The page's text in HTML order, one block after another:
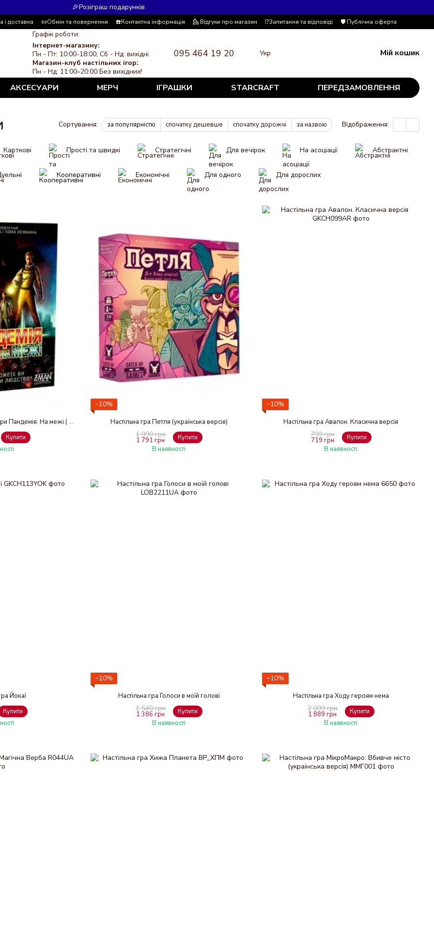
🎉Розіграш подарунків
і доставка 📜Обмін та повернення ☎️Контактна інформація 💁 Відгуки про магазин ⁉️Запитання та відповіді
🛡️ Публічна оферта
знижок ЗМІ про нас Політика конфіденційності
Графік роботи:
Інтернет-магазину:
Пн - Пт: 10:00-18:00; Сб - Нд: вихідні
Магазин-клуб настільних ігор:
Пн - Нд: 11:00–20:00 Без вихідних!
095 464 19 20 Укр Мій кошик
АКСЕСУАРИ МЕРЧ ІГРАШКИ STARCRAFT ПЕРЕДЗАМОВЛЕННЯ
Сортування: за популярністю спочатку дешевше спочатку дорожчі за назвою Відображення:
Карткові Прості та швидкі Cтратегічні Для вечірок На асоціації Абстрактні
Кооперативні Економічні Для одного Для дорослих
Доповнення до настільної гри Пандемія: На межі ( українська версія)
Купити
−10%
Настільна гра Петля (українська версія)
1 990 грн
1 791 грн
Купити
В наявності
−10%
Настільна гра Авалон. Класична версія
799 грн
719 грн
Купити
В наявності
Йокаї
Купити
−10%
Настільна гра Голоси в моїй голові
1 540 грн
1 386 грн
Купити
В наявності
−10%
Настільна гра Ходу героям нема
2 099 грн
1 889 грн
Купити
В наявності